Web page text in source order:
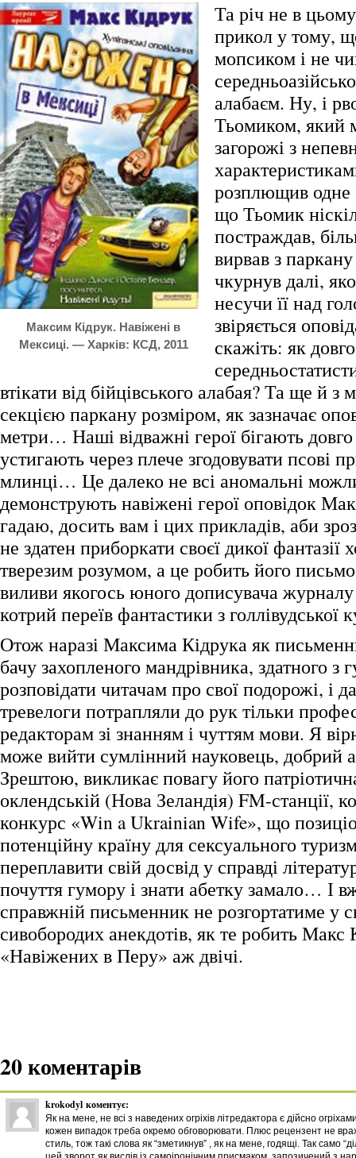
Максим Кідрук. Навіжені в
Мексиці. — Харків: КСД, 2011
Та річ не в
прикол у тому,
мопсиком і не
алабаєм. Ну, і
Тьомиком, який
загорожі з
розплющив одне
що Тьомик
постраждав,
вирвав з
чкурнув далі,
несучи її над
звіряється
скажіть: як довго
втікати від бійцівського алабая? Та ще й з
секцією паркану розміром, як зазначає
метри… Наші відважні герої бігають
устигають через плече згодовувати псові
млинці… Це далеко не всі аномальні
демонструють навіжені герої оповідок
гадаю, досить вам і цих прикладів, аби
не здатен приборкати своєї дикої фантазії
тверезим розумом, а це робить його
виливи якогось юного дописувача
котрий переїв фантастики з голлівудської
Отож наразі Максима Кідрука як
бачу захопленого мандрівника, здатного з
розповідати читачам про свої подорожі, і
тревелоги потрапляли до рук тільки
редакторам зі знанням і чуттям мови. Я
може вийти сумлінний науковець, добрий
Зрештою, викликає повагу його
оклендській (Нова Зеландія) FM-станції,
конкурс «Win a Ukrainian Wife», що
потенційну країну для сексуального
переплавити свій досвід у справді
почуття гумору і знати абетку замало… І
справжній письменник не розгортатиме у
сивобородих анекдотів, як те робить Макс
«Навіжених в Перу» аж двічі.
20 коментарів
krokodyl коментує:
Як на мене, не всі з наведених огріхів літредактора є дійсно
кожен випадок треба окремо обговорювати. Плюс рецензент не
стиль, тож такі слова як “зметикнув” , як на мене, годящі. Так само